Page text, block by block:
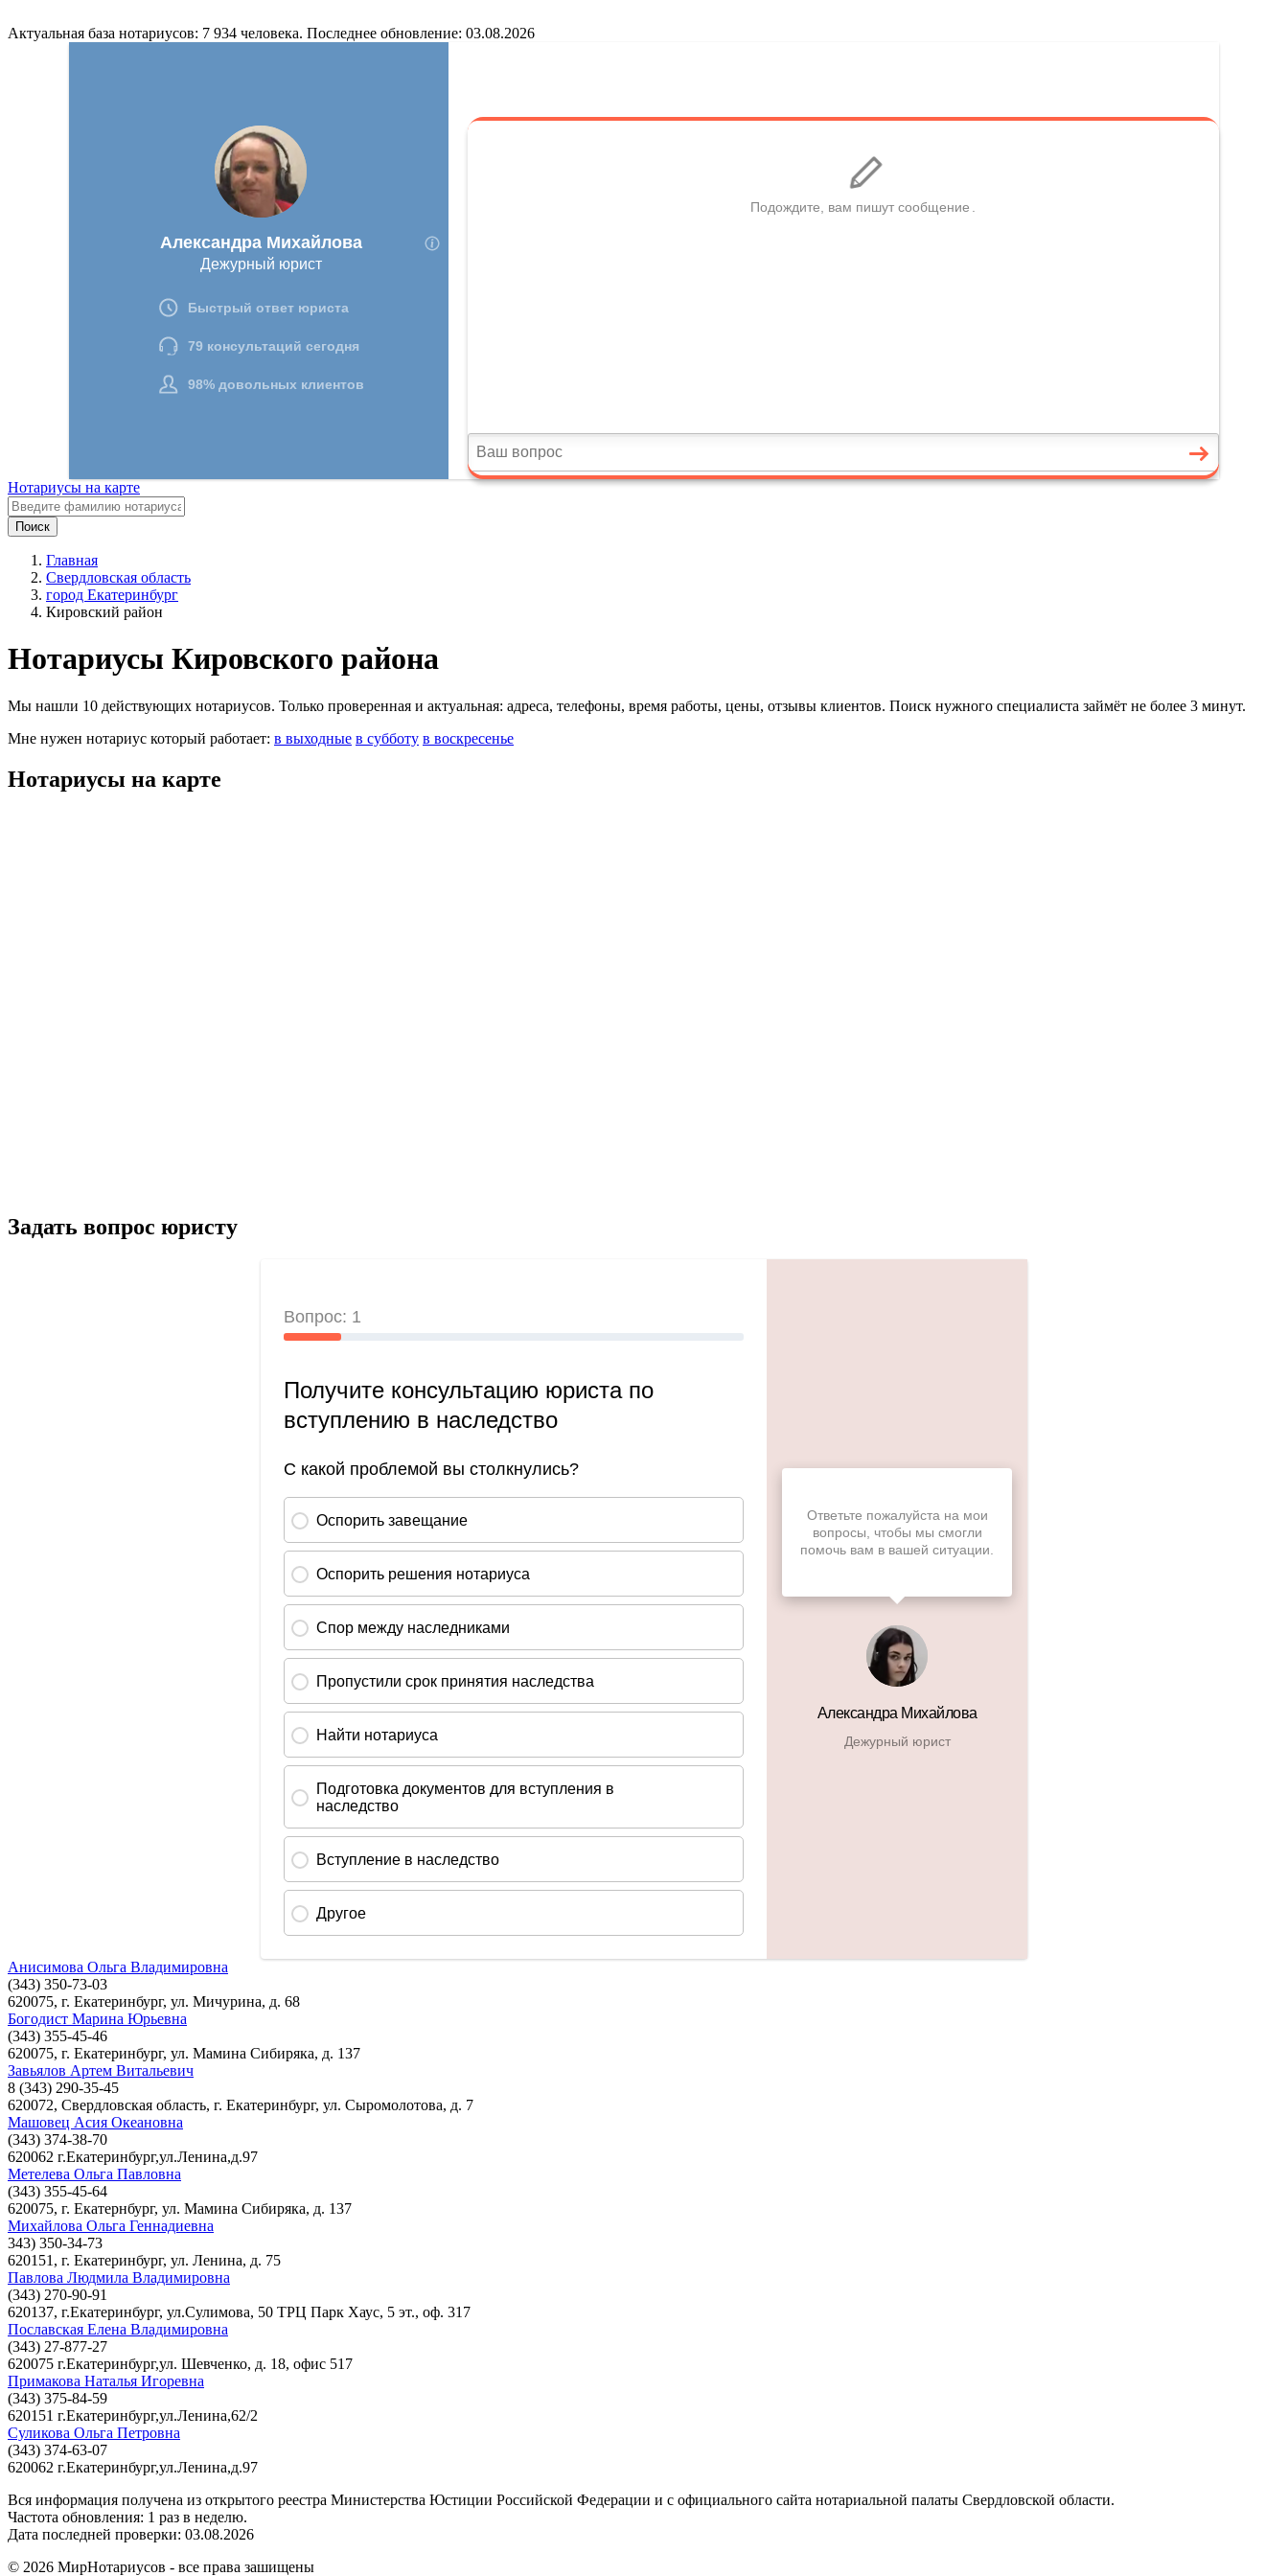
Актуальная база нотариусов: 7 934 человека. Последнее обновление: 03.08.2026
Нотариусы на карте
Поиск
Главная
Свердловская область
город Екатеринбург
Кировский район
Нотариусы Кировского района
Мы нашли 10 действующих нотариусов. Только проверенная и актуальная: адреса, телефоны, время работы, цены, отзывы клиентов. Поиск нужного специалиста займёт не более 3 минут.
Мне нужен нотариус который работает: в выходные в субботу в воскресенье
Нотариусы на карте
Задать вопрос юристу
Анисимова Ольга Владимировна
(343) 350-73-03
620075, г. Екатеринбург, ул. Мичурина, д. 68
Богодист Марина Юрьевна
(343) 355-45-46
620075, г. Екатеринбург, ул. Мамина Сибиряка, д. 137
Завьялов Артем Витальевич
8 (343) 290-35-45
620072, Свердловская область, г. Екатеринбург, ул. Сыромолотова, д. 7
Машовец Асия Океановна
(343) 374-38-70
620062 г.Екатеринбург,ул.Ленина,д.97
Метелева Ольга Павловна
(343) 355-45-64
620075, г. Екатернбург, ул. Мамина Сибиряка, д. 137
Михайлова Ольга Геннадиевна
343) 350-34-73
620151, г. Екатеринбург, ул. Ленина, д. 75
Павлова Людмила Владимировна
(343) 270-90-91
620137, г.Екатеринбург, ул.Сулимова, 50 ТРЦ Парк Хаус, 5 эт., оф. 317
Пославская Елена Владимировна
(343) 27-877-27
620075 г.Екатеринбург,ул. Шевченко, д. 18, офис 517
Примакова Наталья Игоревна
(343) 375-84-59
620151 г.Екатеринбург,ул.Ленина,62/2
Суликова Ольга Петровна
(343) 374-63-07
620062 г.Екатеринбург,ул.Ленина,д.97
Вся информация получена из открытого реестра Министерства Юстиции Российской Федерации и с официального сайта нотариальной палаты Свердловской области.
Частота обновления: 1 раз в неделю.
Дата последней проверки: 03.08.2026
© 2026 МирНотариусов - все права зашищены